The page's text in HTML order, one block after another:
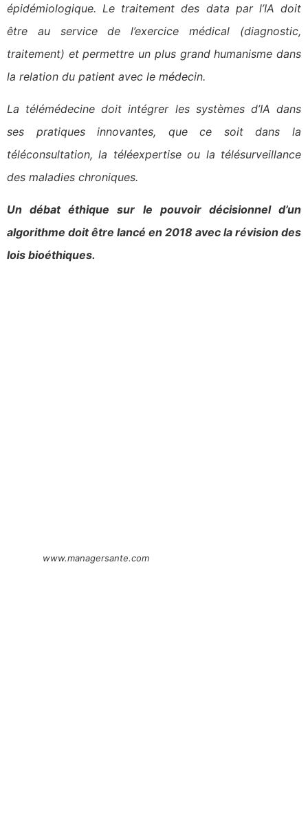
épidémiologique. Le traitement des data par l’IA doit
être au service de l’exercice médical (diagnostic,
traitement) et permettre un plus grand humanisme dans
la relation du patient avec le médecin.
La télémédecine doit intégrer les systèmes d’IA dans
ses pratiques innovantes, que ce soit dans la
téléconsultation, la téléexpertise ou la télésurveillance
des maladies chroniques.
Un débat éthique sur le pouvoir décisionnel d’un
algorithme doit être lancé en 2018 avec la révision des
lois bioéthiques.
www.managersante.com